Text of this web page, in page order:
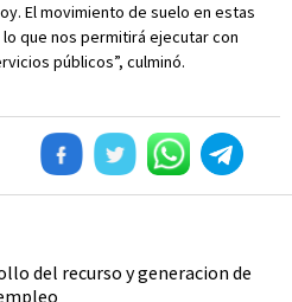
El movimiento de suelo en estas
que nos permitirá ejecutar con
públicos”, culminó.